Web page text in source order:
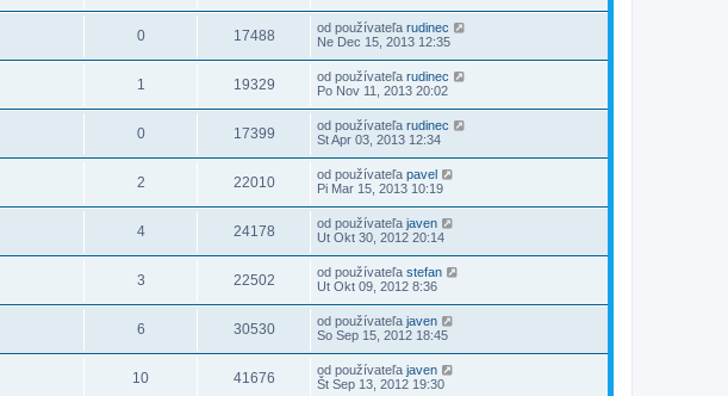
0 17488 od používateľa rudinec
Ne Dec 15, 2013 12:35
1 19329 od používateľa rudinec
Po Nov 11, 2013 20:02
0 17399 od používateľa rudinec
St Apr 03, 2013 12:34
2 22010 od používateľa pavel
Pi Mar 15, 2013 10:19
4 24178 od používateľa javen
Ut Okt 30, 2012 20:14
3 22502 od používateľa stefan
Ut Okt 09, 2012 8:36
6 30530 od používateľa javen
So Sep 15, 2012 18:45
10 41676 od používateľa javen
Št Sep 13, 2012 19:30